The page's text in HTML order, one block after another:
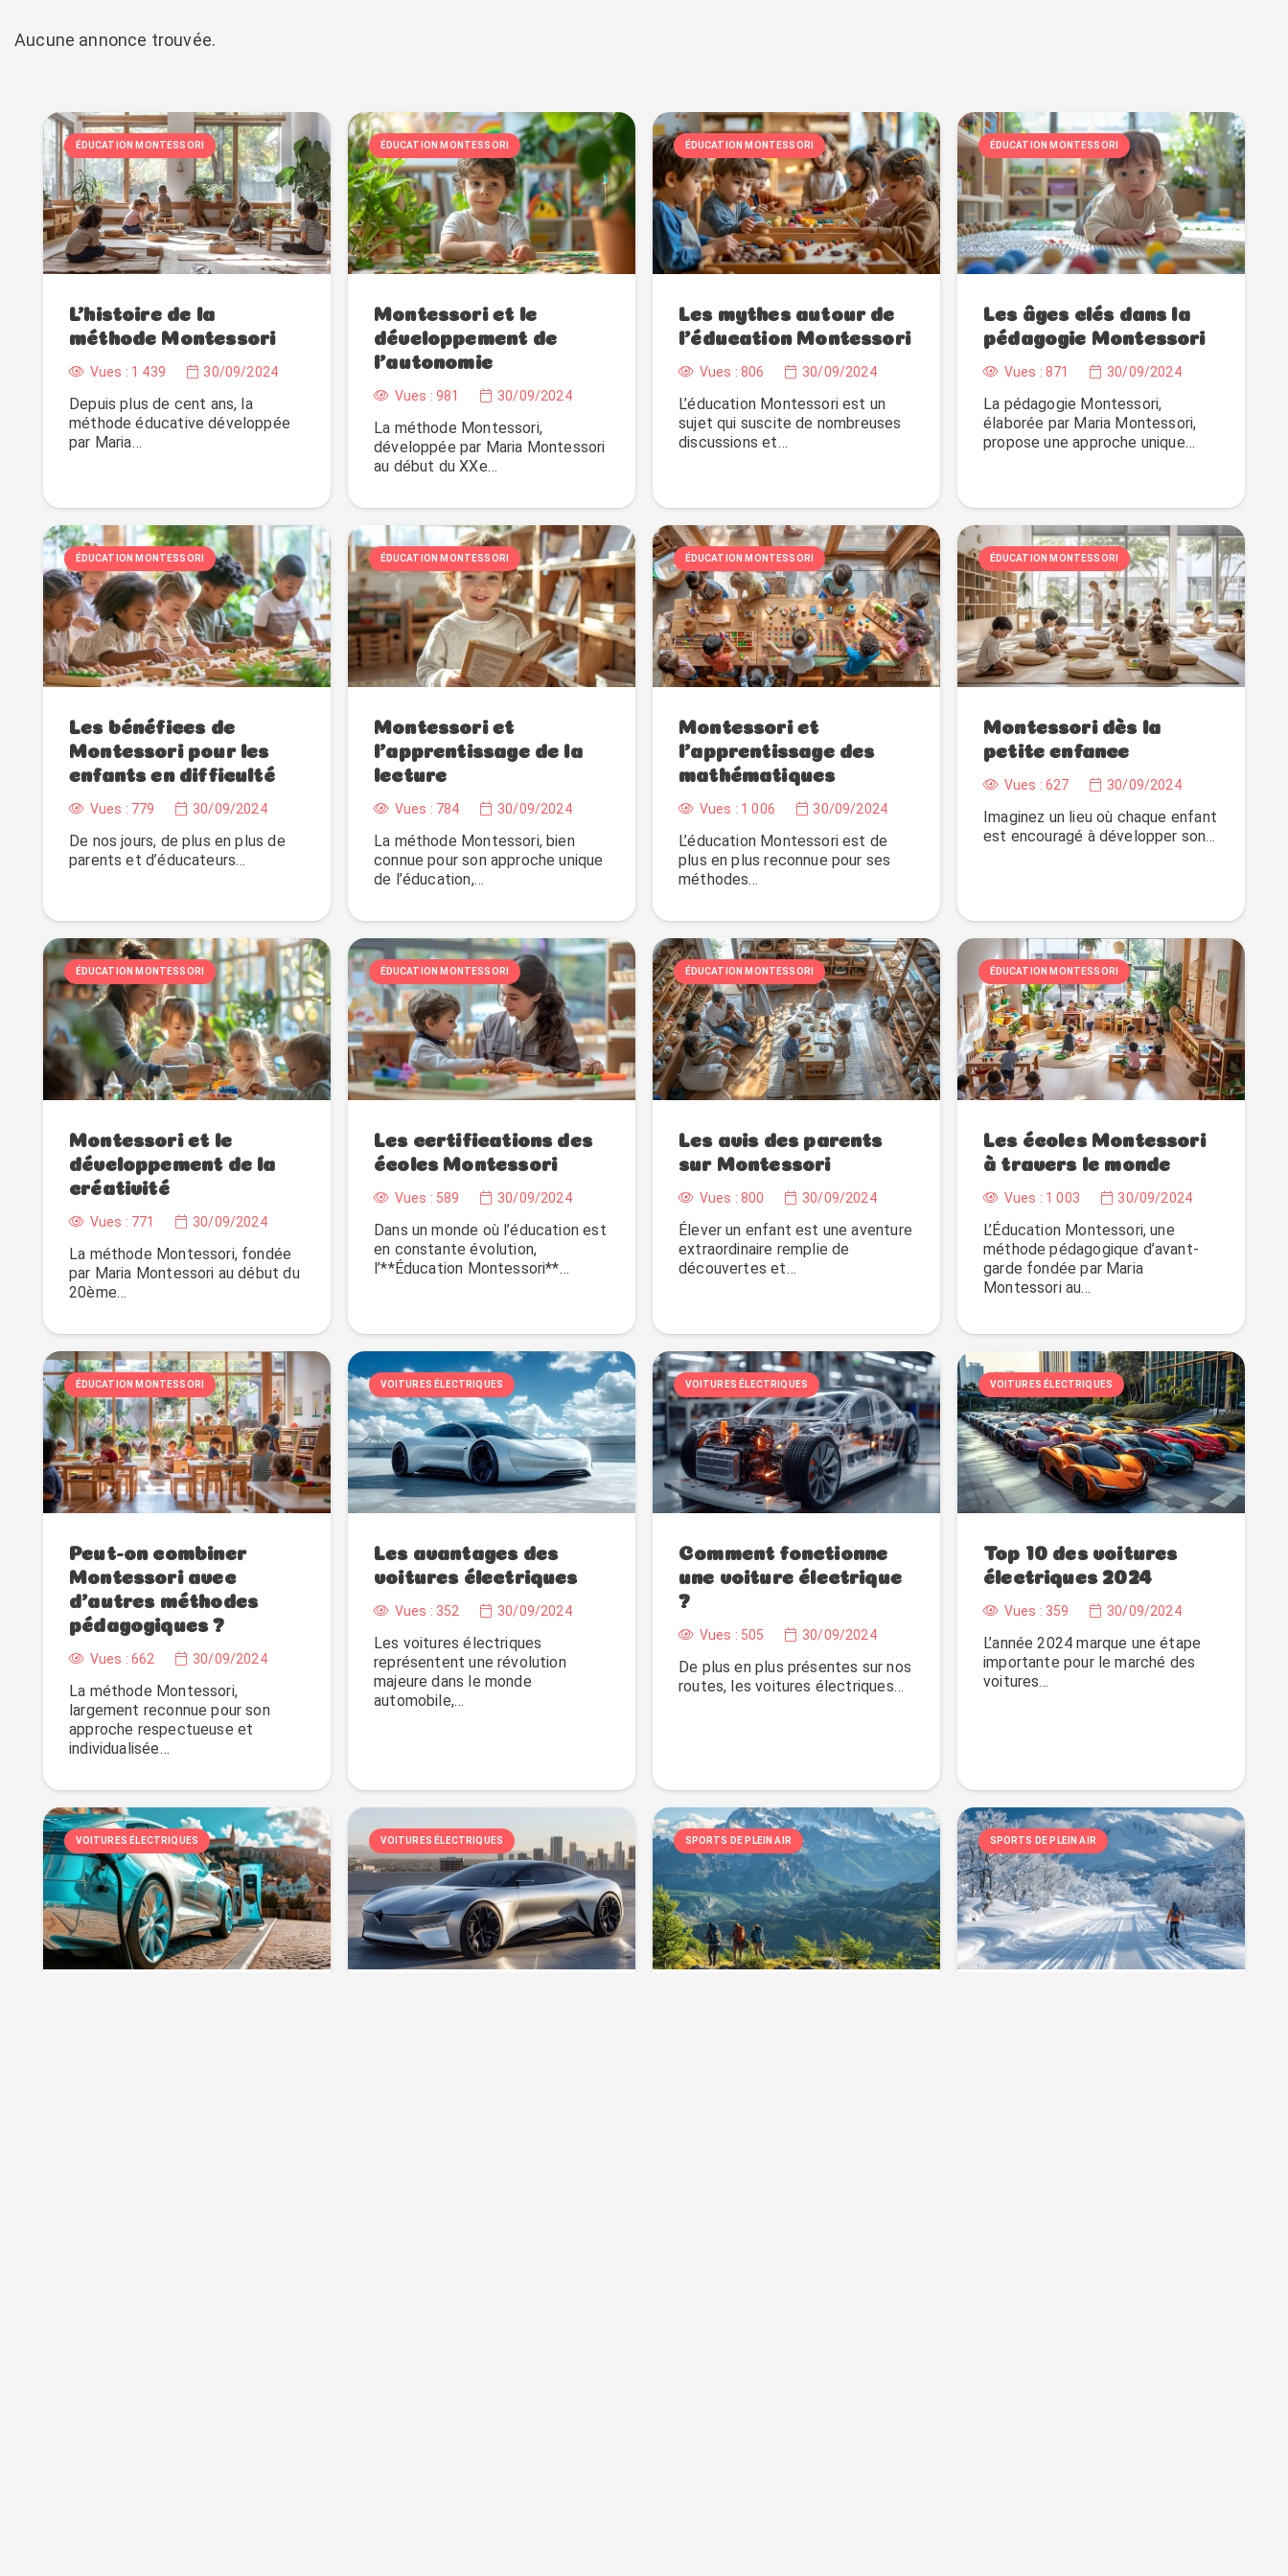
Aucune annonce trouvée.
ÉDUCATION MONTESSORI
L’histoire de la
méthode Montessori
Vues : 1 439 30/09/2024
Depuis plus de cent ans, la
méthode éducative développée
par Maria…
ÉDUCATION MONTESSORI
Montessori et le
développement de
l’autonomie
Vues :981 30/09/2024
La méthode Montessori,
développée par Maria Montessori
au début du XXe…
ÉDUCATION MONTESSORI
Les mythes autour de
l’éducation Montessori
Vues :806 30/09/2024
L’éducation Montessori est un
sujet qui suscite de nombreuses
discussions et…
ÉDUCATION MONTESSORI
Les âges clés dans la
pédagogie Montessori
Vues :871 30/09/2024
La pédagogie Montessori,
élaborée par Maria Montessori,
propose une approche unique…
ÉDUCATION MONTESSORI
Les bénéfices de
Montessori pour les
enfants en difficulté
Vues : 779 30/09/2024
De nos jours, de plus en plus de
parents et d’éducateurs…
ÉDUCATION MONTESSORI
Montessori et
l’apprentissage de la
lecture
Vues : 784 30/09/2024
La méthode Montessori, bien
connue pour son approche unique
de l’éducation,…
ÉDUCATION MONTESSORI
Montessori et
l’apprentissage des
mathématiques
Vues : 1 006 30/09/2024
L’éducation Montessori est de
plus en plus reconnue pour ses
méthodes…
ÉDUCATION MONTESSORI
Montessori dès la
petite enfance
Vues :627 30/09/2024
Imaginez un lieu où chaque enfant
est encouragé à développer son…
ÉDUCATION MONTESSORI
Montessori et le
développement de la
créativité
Vues : 771 30/09/2024
La méthode Montessori, fondée
par Maria Montessori au début du
20ème…
ÉDUCATION MONTESSORI
Les certifications des
écoles Montessori
Vues : 589 30/09/2024
Dans un monde où l’éducation est
en constante évolution,
l’**Éducation Montessori**…
ÉDUCATION MONTESSORI
Les avis des parents
sur Montessori
Vues :800 30/09/2024
Élever un enfant est une aventure
extraordinaire remplie de
découvertes et…
ÉDUCATION MONTESSORI
Les écoles Montessori
à travers le monde
Vues : 1 003 30/09/2024
L’Éducation Montessori, une
méthode pédagogique d’avant-
garde fondée par Maria
Montessori au…
ÉDUCATION MONTESSORI
Peut-on combiner
Montessori avec
d’autres méthodes
pédagogiques ?
Vues :662 30/09/2024
La méthode Montessori,
largement reconnue pour son
approche respectueuse et
individualisée…
VOITURES ÉLECTRIQUES
Les avantages des
voitures électriques
Vues : 352 30/09/2024
Les voitures électriques
représentent une révolution
majeure dans le monde
automobile,…
VOITURES ÉLECTRIQUES
Comment fonctionne
une voiture électrique
?
Vues : 505 30/09/2024
De plus en plus présentes sur nos
routes, les voitures électriques…
VOITURES ÉLECTRIQUES
Top 10 des voitures
électriques 2024
Vues : 359 30/09/2024
L’année 2024 marque une étape
importante pour le marché des
voitures…
VOITURES ÉLECTRIQUES VOITURES ÉLECTRIQUES SPORTS DE PLEIN AIR SPORTS DE PLEIN AIR